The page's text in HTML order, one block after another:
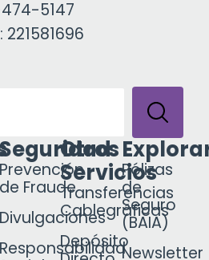
5147
Prevención
de Fraude
Divulgaciones
Otros
Servicios
Transferencias
Cablegráficas
Depósito
Pólizas
de
Seguro
(BAIA)
Newsletter